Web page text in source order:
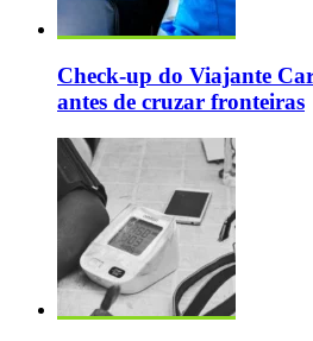
Check-up do Viajante
antes de cruzar fronteiras